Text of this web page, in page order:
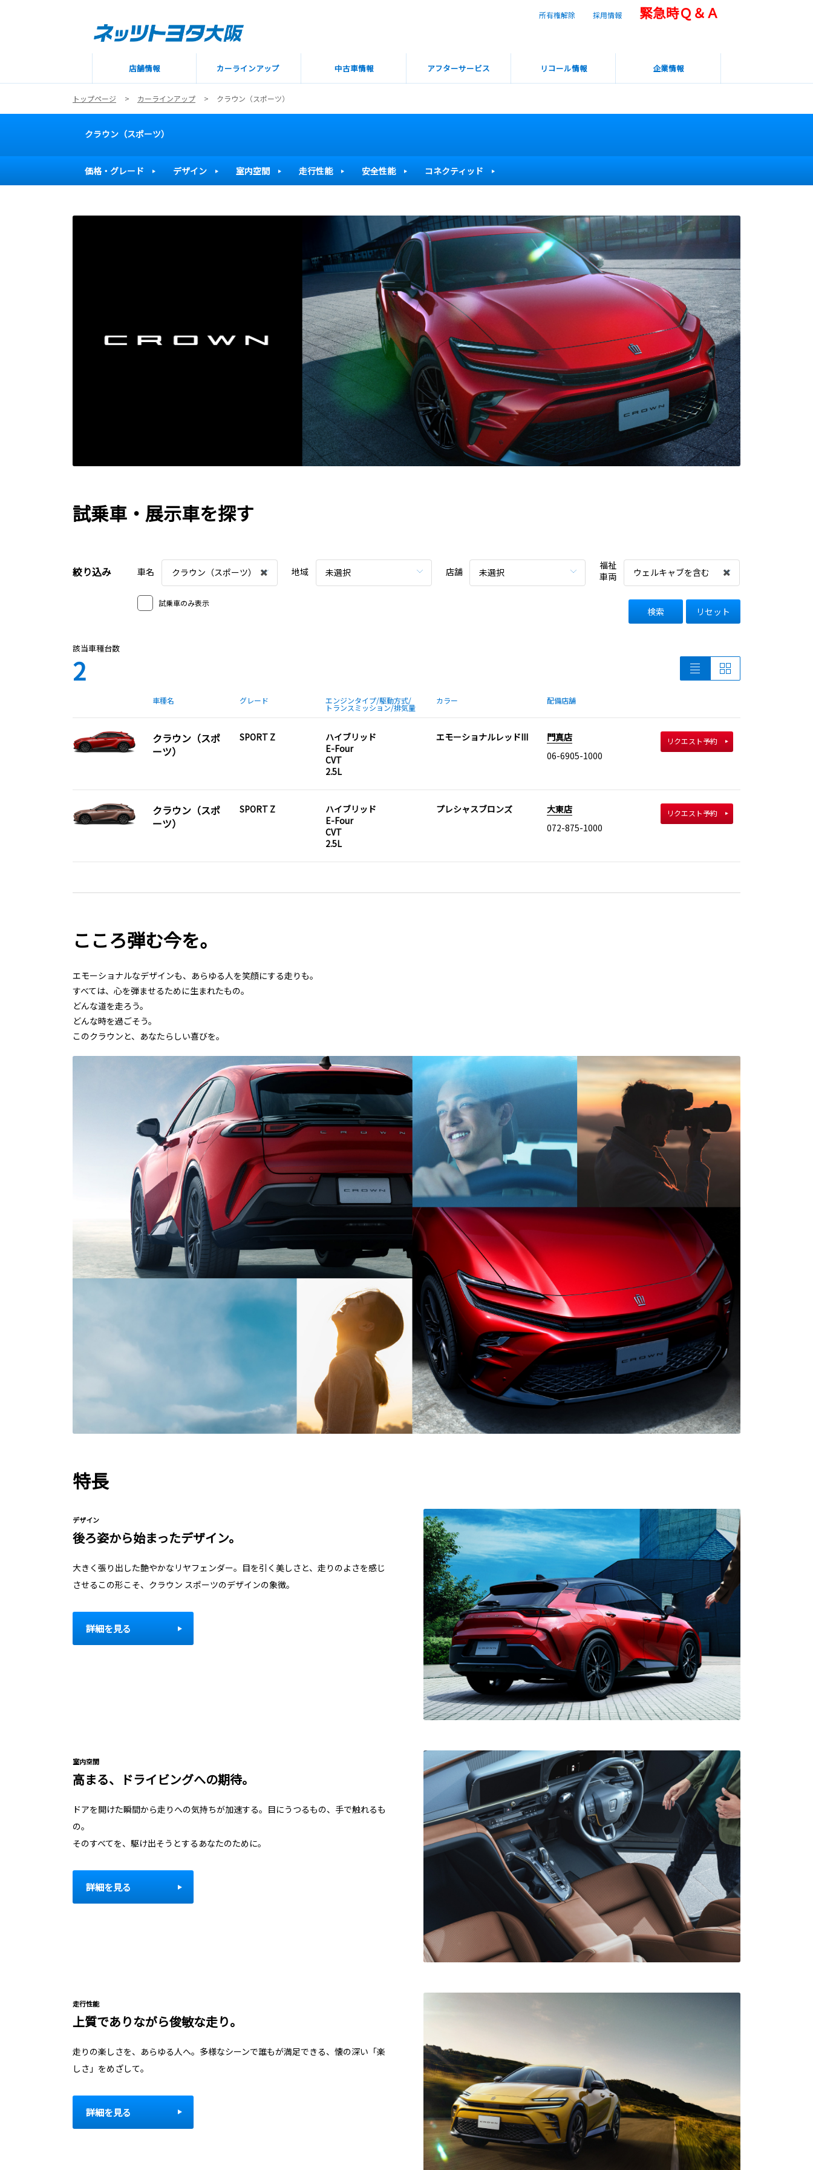
店舗情報 カーラインアップ 中古車情報 アフターサービス リコール情報 企業情報
所有権解除 採用情報 緊急時Ｑ＆Ａ
トップページ カーラインアップ クラウン（スポーツ）
クラウン（スポーツ）
価格・グレード デザイン 室内空間 走行性能 安全性能 コネクティッド
試乗車・展示車を探す
絞り込み 車名 クラウン（スポーツ） 地域 未選択 店舗 未選択
福祉
車両
ウェルキャブを含む
試乗車のみ表示
検索 リセット
該当車種台数
2
車種名 グレード エンジンタイプ/駆動方式/
トランスミッション/排気量
カラー 配備店舗
クラウン（スポ
ーツ）
SPORT Z
ハイブリッド
E-Four
CVT
2.5L
エモーショナルレッドIII
門真店
06-6905-1000
リクエスト予約
クラウン（スポ
ーツ）
SPORT Z
ハイブリッド
E-Four
CVT
2.5L
プレシャスブロンズ
大東店
072-875-1000
リクエスト予約
こころ弾む今を。
エモーショナルなデザインも、あらゆる人を笑顔にする走りも。
すべては、心を弾ませるために生まれたもの。
どんな道を走ろう。
どんな時を過ごそう。
このクラウンと、あなたらしい喜びを。
特長
デザイン
後ろ姿から始まったデザイン。
大きく張り出した艶やかなリヤフェンダー。目を引く美しさと、走りのよさを感じ
させるこの形こそ、クラウン スポーツのデザインの象徴。
詳細を見る
室内空間
高まる、ドライビングへの期待。
ドアを開けた瞬間から走りへの気持ちが加速する。目にうつるもの、手で触れるも
の。
そのすべてを、駆け出そうとするあなたのために。
詳細を見る
走行性能
上質でありながら俊敏な走り。
走りの楽しさを、あらゆる人へ。多様なシーンで誰もが満足できる、懐の深い「楽
しさ」をめざして。
詳細を見る